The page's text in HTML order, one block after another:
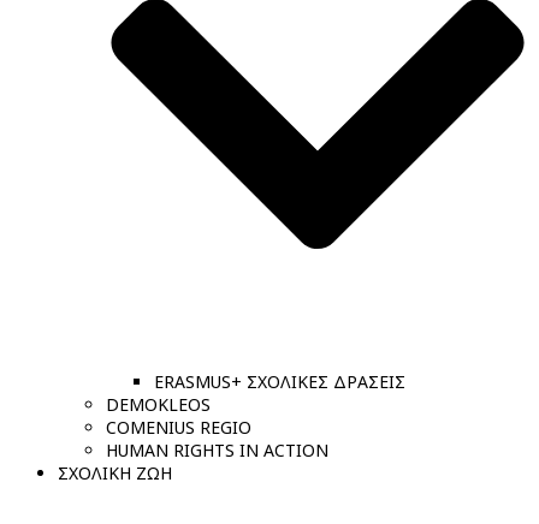
ERASMUS+ ΣΧΟΛΙΚΕΣ ΔΡΑΣΕΙΣ
DEMOKLEOS
COMENIUS REGIO
HUMAN RIGHTS IN ACTION
ΣΧΟΛΙΚΗ ΖΩΗ